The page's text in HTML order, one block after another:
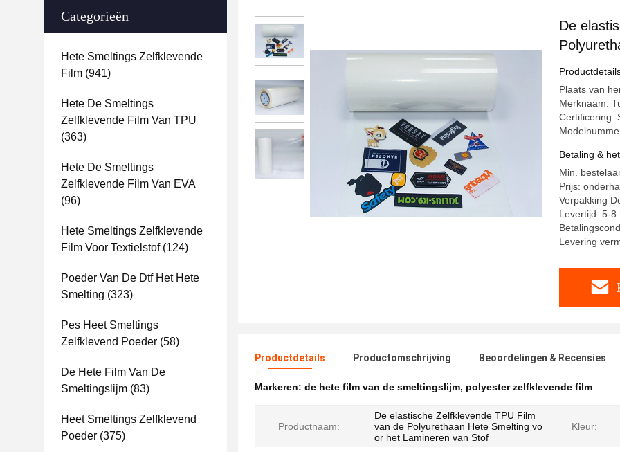
Categorieën
Hete Smeltings Zelfklevende
Film (941)
Hete De Smeltings
Zelfklevende Film Van TPU
(363)
Hete De Smeltings
Zelfklevende Film Van EVA
(96)
Hete Smeltings Zelfklevende
Film Voor Textielstof(124)
Poeder Van De Dtf Het Hete
Smelting (323)
Pes Heet Smeltings
Zelfklevend Poeder (58)
De Hete Film Van De
Smeltingslijm (83)
Heet Smeltings Zelfklevend
Poeder (375)
De
Plaats van
Merknaam:
Certificering:
Betaling &
Min.
Prijs:
Verpakking
Levertijd: 5-8
Levering
Productdetails Productomschrijving Beoordelingen & Recensies
Markeren: de hete film van de smeltingslijm, polyester zelfklevende film
Productnaam:
De elastische Zelfklevende TPU Film
van de Polyurethaan Hete Smelting vo
or het Lamineren van Stof
Kleur: